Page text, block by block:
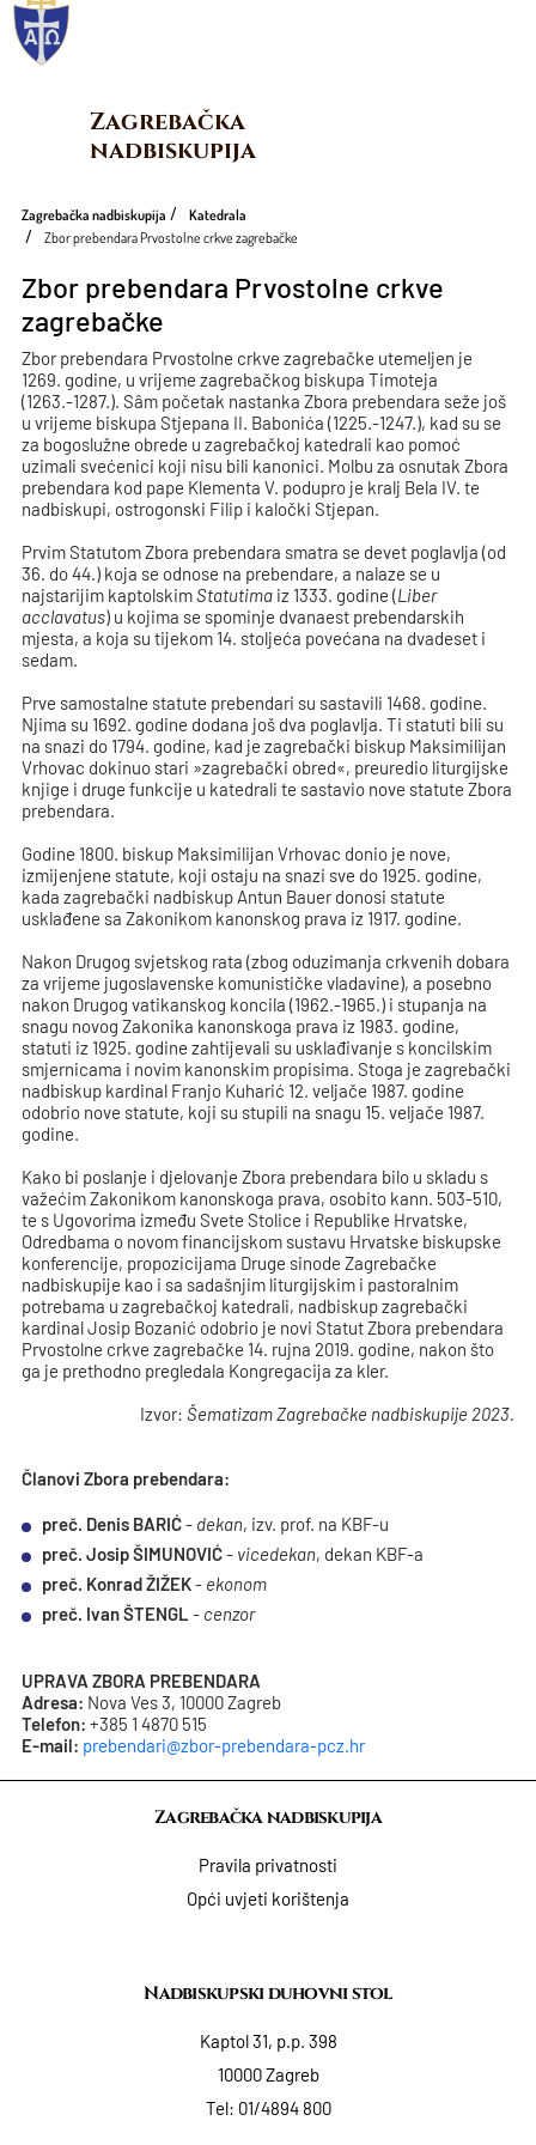
Zagrebačka
nadbiskupija
Zagrebačka nadbiskupija
Katedrala
Zbor prebendara Prvostolne crkve zagrebačke
Zbor prebendara Prvostolne crkve
zagrebačke
Zbor prebendara Prvostolne crkve zagrebačke utemeljen je
1269. godine, u vrijeme zagrebačkog biskupa Timoteja
(1263.-1287.). Sâm početak nastanka Zbora prebendara seže još
u vrijeme biskupa Stjepana II. Babonića (1225.-1247.), kad su se
za bogoslužne obrede u zagrebačkoj katedrali kao pomoć
uzimali svećenici koji nisu bili kanonici. Molbu za osnutak Zbora
prebendara kod pape Klementa V. podupro je kralj Bela IV. te
nadbiskupi, ostrogonski Filip i kaločki Stjepan.
Prvim Statutom Zbora prebendara smatra se devet poglavlja (od
36. do 44.) koja se odnose na prebendare, a nalaze se u
najstarijim kaptolskimStatutima iz 1333. godine (Liber
acclavatus) u kojima se spominje dvanaest prebendarskih
mjesta, a koja su tijekom 14. stoljeća povećana na dvadeset i
sedam.
Prve samostalne statute prebendari su sastavili 1468. godine.
Njima su 1692. godine dodana još dva poglavlja. Ti statuti bili su
na snazi do 1794. godine, kad je zagrebački biskup Maksimilijan
Vrhovac dokinuo stari »zagrebački obred«, preuredio liturgijske
knjige i druge funkcije u katedrali te sastavio nove statute Zbora
prebendara.
Godine 1800. biskup Maksimilijan Vrhovac donio je nove,
izmijenjene statute, koji ostaju na snazi sve do 1925. godine,
kada zagrebački nadbiskup Antun Bauer donosi statute
usklađene sa Zakonikom kanonskog prava iz 1917. godine.
Nakon Drugog svjetskog rata (zbog oduzimanja crkvenih dobara
za vrijeme jugoslavenske komunističke vladavine), a posebno
nakon Drugog vatikanskog koncila (1962.-1965.) i stupanja na
snagu novog Zakonika kanonskoga prava iz 1983. godine,
statuti iz 1925. godine zahtijevali su usklađivanje s koncilskim
smjernicama i novim kanonskim propisima. Stoga je zagrebački
nadbiskup kardinal Franjo Kuharić 12. veljače 1987. godine
odobrio nove statute, koji su stupili na snagu 15. veljače 1987.
godine.
Kako bi poslanje i djelovanje Zbora prebendara bilo u skladu s
važećim Zakonikom kanonskoga prava, osobito kann. 503-510,
te s Ugovorima između Svete Stolice i Republike Hrvatske,
Odredbama o novom financijskom sustavu Hrvatske biskupske
konferencije, propozicijama Druge sinode Zagrebačke
nadbiskupije kao i sa sadašnjim liturgijskim i pastoralnim
potrebama u zagrebačkoj katedrali, nadbiskup zagrebački
kardinal Josip Bozanić odobrio je novi Statut Zbora prebendara
Prvostolne crkve zagrebačke 14. rujna 2019. godine, nakon što
ga je prethodno pregledala Kongregacija za kler.
Izvor: Šematizam Zagrebačke nadbiskupije 2023.
Članovi Zbora prebendara:
preč. Denis BARIĆ- dekan, izv. prof. na KBF-u
preč. Josip ŠIMUNOVIĆ- vicedekan, dekan KBF-a
preč. Konrad ŽIŽEK- ekonom
preč. Ivan ŠTENGL - cenzor
UPRAVA ZBORA PREBENDARA
Adresa: Nova Ves 3, 10000 Zagreb
Telefon:+385 1 4870 515
E-mail: prebendari@zbor-prebendara-pcz.hr
Zagrebačka nadbiskupija
Pravila privatnosti
Opći uvjeti korištenja
Nadbiskupski duhovni stol
Kaptol 31, p.p. 398
10000 Zagreb
Tel: 01/4894 800